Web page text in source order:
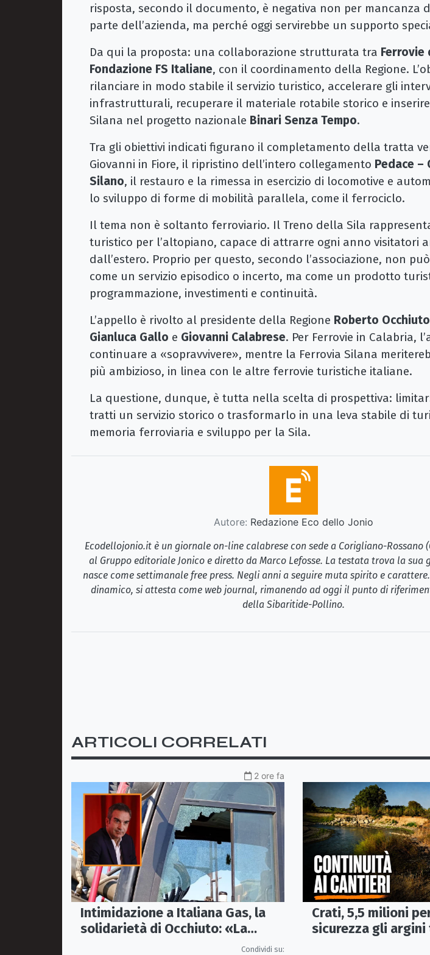
risposta, secondo il documento, è negativa non per mancanza
parte dell’azienda, ma perché oggi servirebbe un supporto
Da qui la proposta: una collaborazione strutturata tra Ferrovie
Fondazione FS Italiane, con il coordinamento della Regione.
rilanciare in modo stabile il servizio turistico, accelerare gli
infrastrutturali, recuperare il materiale rotabile storico e
Silana nel progetto nazionale Binari Senza Tempo.
Tra gli obiettivi indicati figurano il completamento della tratta
Giovanni in Fiore, il ripristino dell’intero collegamento Pedace –
Silano, il restauro e la rimessa in esercizio di locomotive e
lo sviluppo di forme di mobilità parallela, come il ferrociclo.
Il tema non è soltanto ferroviario. Il Treno della Sila
turistico per l’altopiano, capace di attrarre ogni anno visitatori
dall’estero. Proprio per questo, secondo l’associazione, non
come un servizio episodico o incerto, ma come un prodotto
programmazione, investimenti e continuità.
L’appello è rivolto al presidente della Regione Roberto Occhiuto
Gianluca Gallo e Giovanni Calabrese. Per Ferrovie in Calabria,
continuare a «sopravvivere», mentre la Ferrovia Silana
più ambizioso, in linea con le altre ferrovie turistiche italiane.
La questione, dunque, è tutta nella scelta di prospettiva:
tratti un servizio storico o trasformarlo in una leva stabile di
memoria ferroviaria e sviluppo per la Sila.
Autore: Redazione Eco dello Jonio
Ecodellojonio.it è un giornale on-line calabrese con sede a Corigliano-Rossano
al Gruppo editoriale Jonico e diretto da Marco Lefosse. La testata trova la sua
nasce come settimanale free press. Negli anni a seguire muta spirito e carattere.
dinamico, si attesta come web journal, rimanendo ad oggi il punto di
della Sibaritide-Pollino.
ARTICOLI CORRELATI
2 ore fa
Intimidazione a Italiana Gas, la
solidarietà di Occhiuto: «La
Calabria onesta non arretra»Condividi su:
Crati, 5,5 milioni
sicurezza gli argini